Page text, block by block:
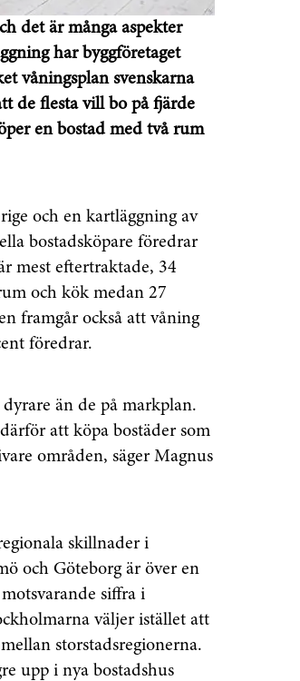
det är många aspekter
har byggföretaget
våningsplan svenskarna
de flesta vill bo på fjärde
en bostad med två rum
och en kartläggning av
bostadsköpare föredrar
mest eftertraktade, 34
och kök medan 27
framgår också att våning
föredrar.
än de på markplan.
att köpa bostäder som
områden, säger Magnus
skillnader i
och Göteborg är över en
siffra i
väljer istället att
storstadsregionerna.
upp i nya bostadshus
Prenumerera
du samtycke till att vi
i enlighet med vår